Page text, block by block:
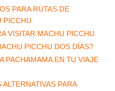
PARA RUTAS DE
PICCHU
VISITAR MACHU PICCHU
PICCHU DOS DÍAS?
PACHAMAMA EN TU VIAJE
PARA